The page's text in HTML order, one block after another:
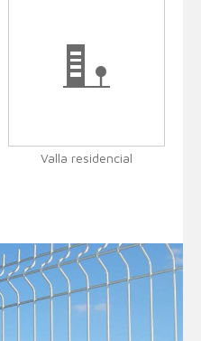
Valla residencial